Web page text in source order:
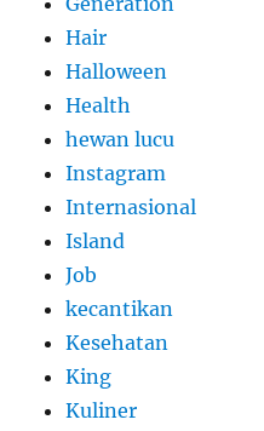
Hair
Halloween
Health
hewan lucu
Instagram
Internasional
Island
Job
kecantikan
Kesehatan
King
Kuliner